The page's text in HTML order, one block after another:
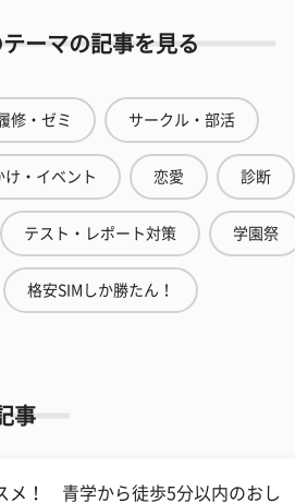
ーマの記事を見る
修・ゼミ サークル・部活
け・イベント 恋愛 診断
テスト・レポート対策 学園祭
格安SIMしか勝たん！
事
メ！ 青学から徒歩5分以内のおし